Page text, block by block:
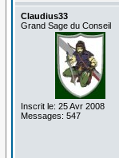
Claudius33
Grand Sage du Conseil
Inscrit le: 25 Avr 2008
Messages: 547